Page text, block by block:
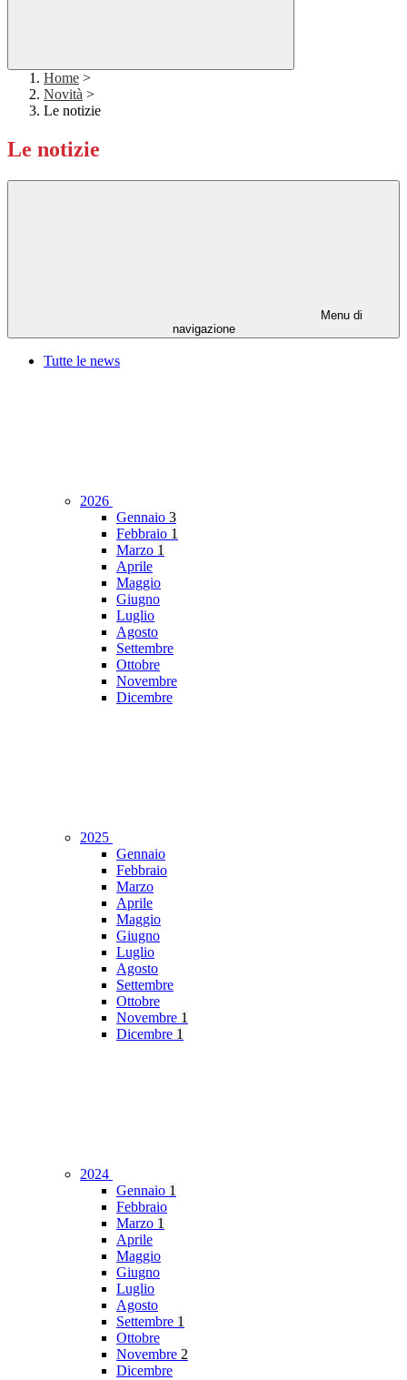
Home >
Novità >
Le notizie
Le notizie
Menu di
navigazione
Tutte le news
2026
Gennaio 3
Febbraio 1
Marzo 1
Aprile
Maggio
Giugno
Luglio
Agosto
Settembre
Ottobre
Novembre
Dicembre
2025
Gennaio
Febbraio
Marzo
Aprile
Maggio
Giugno
Luglio
Agosto
Settembre
Ottobre
Novembre 1
Dicembre 1
2024
Gennaio 1
Febbraio
Marzo 1
Aprile
Maggio
Giugno
Luglio
Agosto
Settembre 1
Ottobre
Novembre 2
Dicembre